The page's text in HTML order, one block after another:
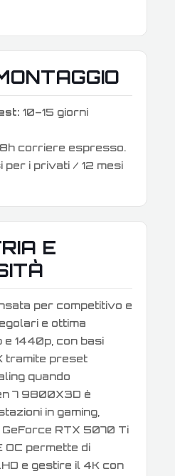
10–15 giorni
corriere espresso.
per i privati / 12 mesi
E
per competitivo e
e ottima
1440p, con basi
tramite preset
quando
7 9800X3D è
in gaming,
RTX 5070 Ti
OC permette di
e gestire il 4K con